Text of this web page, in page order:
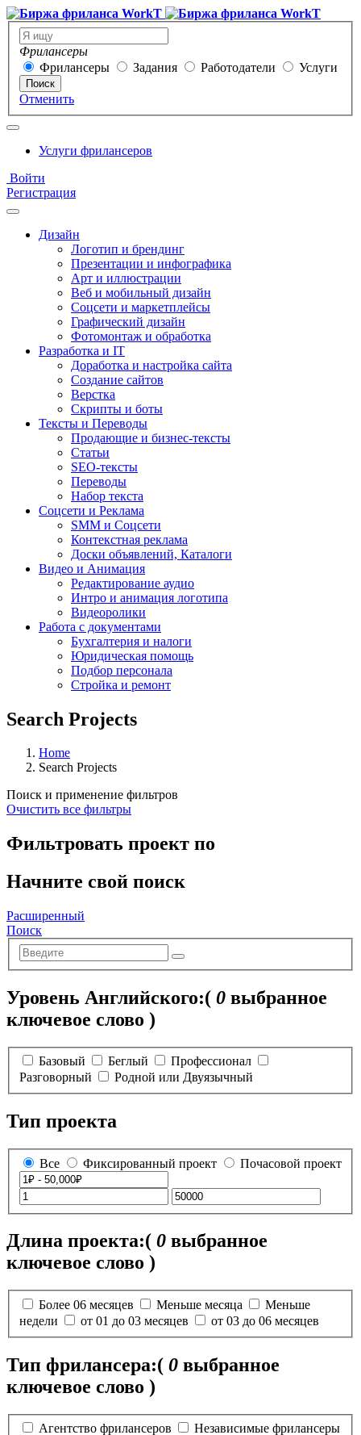
Фрилансеры
Фрилансеры
Задания Работодатели Услуги
Поиск
Отменить
Услуги фрилансеров
Войти
Регистрация
Дизайн
Логотип и брендинг
Презентации и инфографика
Арт и иллюстрации
Веб и мобильный дизайн
Соцсети и маркетплейсы
Графический дизайн
Фотомонтаж и обработка
Разработка и IT
Доработка и настройка сайта
Создание сайтов
Верстка
Скрипты и боты
Тексты и Переводы
Продающие и бизнес-тексты
Статьи
SEO-тексты
Переводы
Набор текста
Соцсети и Реклама
SMM и Соцсети
Контекстная реклама
Доски объявлений, Каталоги
Видео и Анимация
Редактирование аудио
Интро и анимация логотипа
Видеоролики
Работа с документами
Бухгалтерия и налоги
Юридическая помощь
Подбор персонала
Стройка и ремонт
Search Projects
Home
Search Projects
Поиск и применение фильтров
Очистить все фильтры
Фильтровать проект по
Начните свой поиск
Расширенный
Поиск
Уровень Английского:( 0 выбранное
ключевое слово )
Базовый Беглый
Профессионал
Разговорный
Родной или Двуязычный
Тип проекта
Все Фиксированный проект Почасовой проект
Длина проекта:( 0 выбранное
ключевое слово )
Более 06 месяцев Меньше месяца
Меньше
недели
от 01 до 03 месяцев от 03 до 06 месяцев
Тип фрилансера:( 0 выбранное
ключевое слово )
Агентство фрилансеров
Независимые фрилансеры